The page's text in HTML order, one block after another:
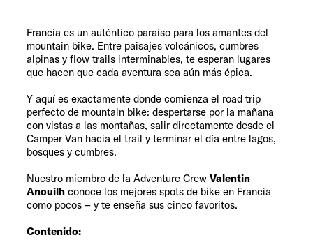
Francia es un auténtico paraíso para los amantes del
mountain bike. Entre paisajes volcánicos, cumbres
alpinas y flow trails interminables, te esperan lugares
que hacen que cada aventura sea aún más épica.
Y aquí es exactamente donde comienza el road trip
perfecto de mountain bike: despertarse por la mañana
con vistas a las montañas, salir directamente desde el
Camper Van hacia el trail y terminar el día entre lagos,
bosques y cumbres.
Nuestro miembro de la Adventure Crew Valentin
Anouilh conoce los mejores spots de bike en Francia
como pocos – y te enseña sus cinco favoritos.
Contenido: